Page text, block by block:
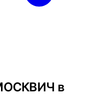
в